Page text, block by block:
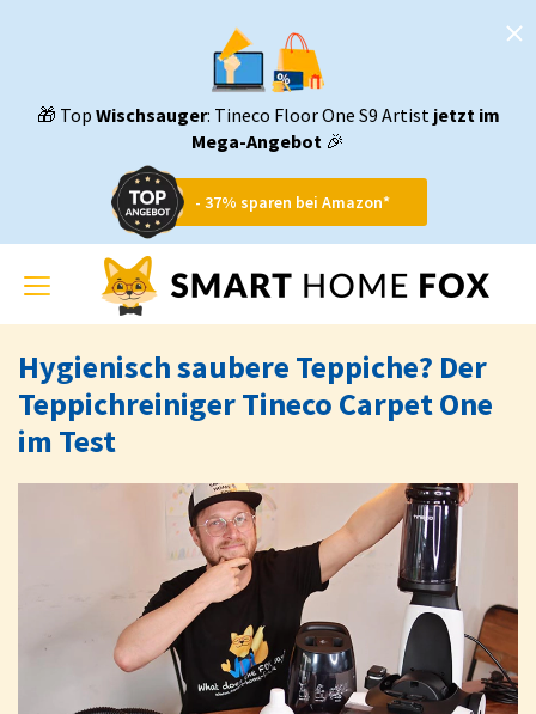
🎁 Top Wischsauger: Tineco Floor One S9 Artist jetzt im
Mega-Angebot 🎉
- 37% sparen bei Amazon*
Toggle
navigation
Hygienisch saubere Teppiche? Der
Teppichreiniger Tineco Carpet One
im Test